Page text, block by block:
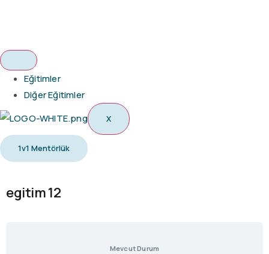
Eğitimler
Diğer Eğitimler
X
1v1 Mentörlük
egitim 12
Mevcut Durum